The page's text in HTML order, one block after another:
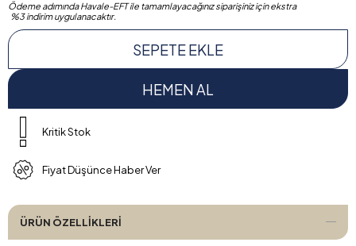
Ödeme adımında Havale-EFT ile tamamlayacağınız siparişiniz için ekstra
%3 indirim uygulanacaktır.
Kritik Stok
Fiyat Düşünce Haber Ver
ÜRÜN ÖZELLIKLERI